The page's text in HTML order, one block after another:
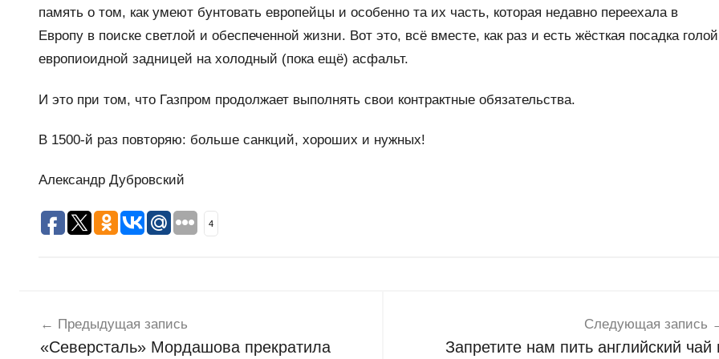
память о том, как умеют бунтовать европейцы и особенно та их часть, которая недавно переехала в
Европу в поиске светлой и обеспеченной жизни. Вот это, всё вместе, как раз и есть жёсткая посадка голой
европиоидной задницей на холодный (пока ещё) асфальт.
И это при том, что Газпром продолжает выполнять свои контрактные обязательства.
В 1500-й раз повторяю: больше санкций, хороших и нужных!
Александр Дубровский
4
о
в
по
Предыдущая запись
«Северсталь» Мордашова прекратила
Следующая запись
Запретите нам пить английский чай